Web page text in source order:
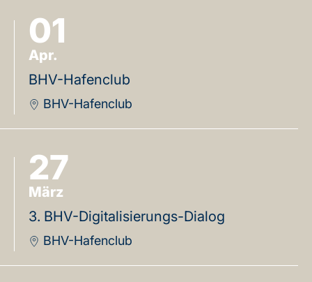
01
Apr.
BHV-Hafenclub
BHV-Hafenclub
27
März
3. BHV-Digitalisierungs-Dialog
BHV-Hafenclub